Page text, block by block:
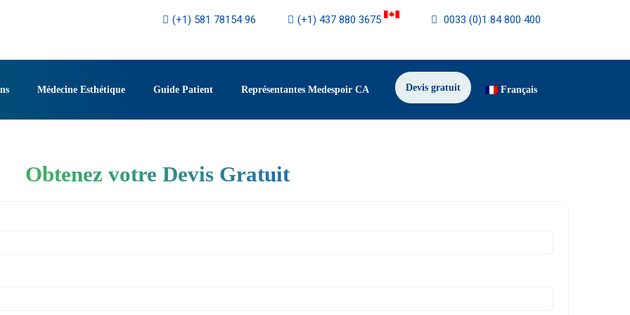
(+1) 581 78154 96 (+1) 437 880 3675 0033 (0)1 84 800 400
Médecine Esthétique Guide Patient Représentantes Medespoir CA Devis gratuit Français
Obtenez votre Devis Gratuit